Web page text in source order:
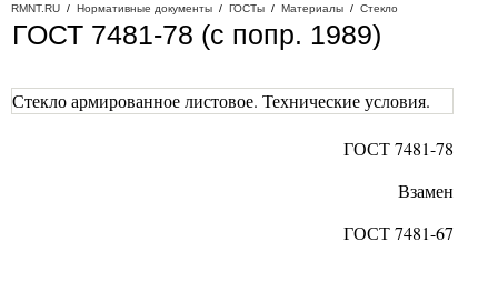
RMNT.RU / Нормативные документы / ГОСТы / Материалы / Стекло
ГОСТ 7481-78 (с попр. 1989)
Стекло армированное листовое. Технические условия.
ГОСТ7481-78
Взамен
ГОСТ 7481-67